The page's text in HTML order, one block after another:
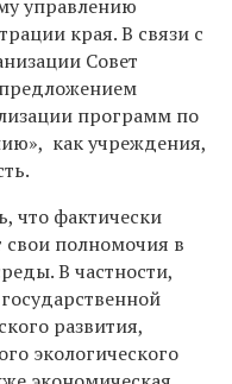
управлению
края. В связи с
Совет
программ по
как учреждения,
что фактически
полномочия в
В частности,
развития,
экологического